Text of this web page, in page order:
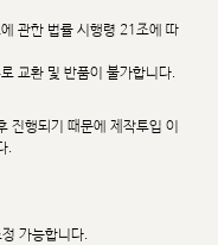
관한 법률 시행령 21조에 따
교환 및 반품이 불가합니다.
진행되기 때문에 제작투입 이
.
가능합니다.